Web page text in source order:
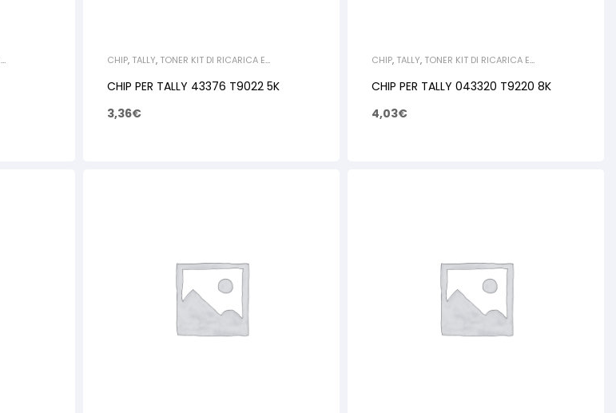
CHIP, TALLY, TONER KIT DI RICARICA E
CHIP PER TALLY 43376 T9022 5K
3,36€
CHIP, TALLY, TONER KIT DI RICARICA E
CHIP PER TALLY 043320 T9220 8K
4,03€